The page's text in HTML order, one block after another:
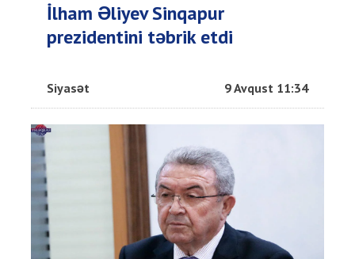
İlham Əliyev Sinqapur
prezidentini təbrik etdi
Siyasət 9 Avqust 11:34